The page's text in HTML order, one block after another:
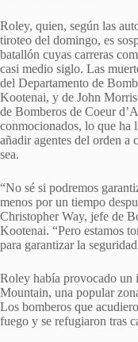
Roley, quien, según las
tiroteo del domingo, es
batallón cuyas carreras
casi medio siglo. Las
del Departamento de
Kootenai, y de John
de Bomberos de Coeur
conmocionados, lo que ha
añadir agentes del orden a
sea.
“No sé si podremos
menos por un tiempo
Christopher Way, jefe de
Kootenai. “Pero estamos
para garantizar la
Roley había provocado un
Mountain, una popular
Los bomberos que
fuego y se refugiaron tras